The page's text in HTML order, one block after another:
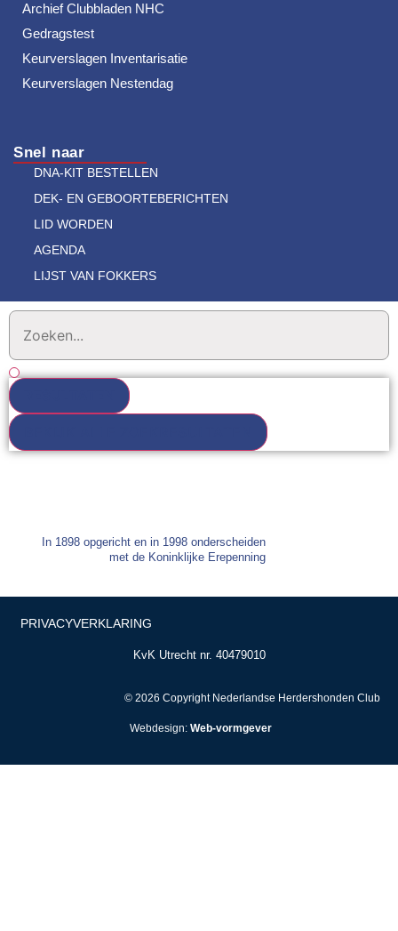
Archief Clubbladen NHC
Gedragstest
Keurverslagen Inventarisatie
Keurverslagen Nestendag
Snel naar
DNA-KIT BESTELLEN
DEK- EN GEBOORTEBERICHTEN
LID WORDEN
AGENDA
LIJST VAN FOKKERS
In 1898 opgericht en in 1998 onderscheiden
met de Koninklijke Erepenning
PRIVACYVERKLARING
KvK Utrecht nr. 40479010
© 2026 Copyright Nederlandse Herdershonden Club
Webdesign: Web-vormgever